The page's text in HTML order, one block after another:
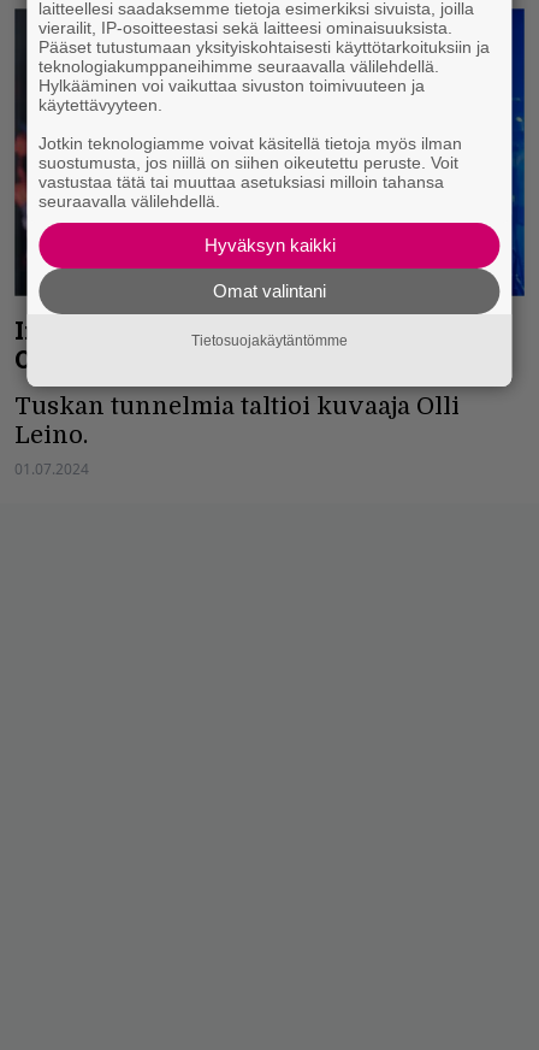
Infernon Tuska-galleria sunnuntailta:
Opeth, Lost Society, Eivør…
Tuskan tunnelmia taltioi kuvaaja Olli
Leino.
01.07.2024
laitteellesi saadaksemme tietoja esimerkiksi sivuista, joilla
vierailit, IP-osoitteestasi sekä laitteesi ominaisuuksista.
Pääset tutustumaan yksityiskohtaisesti käyttötarkoituksiin ja
teknologiakumppaneihimme seuraavalla välilehdellä.
Hylkääminen voi vaikuttaa sivuston toimivuuteen ja
käytettävyyteen.
Jotkin teknologiamme voivat käsitellä tietoja myös ilman
suostumusta, jos niillä on siihen oikeutettu peruste. Voit
vastustaa tätä tai muuttaa asetuksiasi milloin tahansa
seuraavalla välilehdellä.
Hyväksyn kaikki
Omat valintani
Tietosuojakäytäntömme